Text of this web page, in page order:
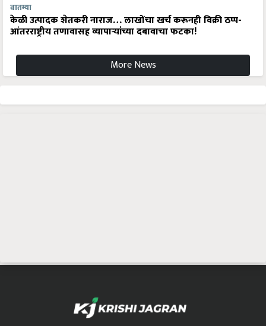
बातम्या
केळी उत्पादक शेतकरी नाराज… लाखोंचा खर्च करूनही विक्री ठप्प-
आंतरराष्ट्रीय तणावासह व्यापाऱ्यांच्या दबावाचा फटका!
More News